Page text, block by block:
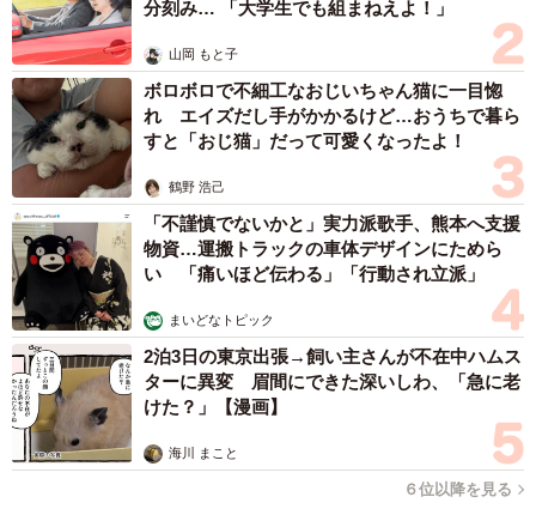
分刻み… 「大学生でも組まねえよ！」
山岡 もと子
ボロボロで不細工なおじいちゃん猫に一目惚
れ エイズだし手がかかるけど…おうちで暮ら
すと「おじ猫」だって可愛くなったよ！
鶴野 浩己
「不謹慎でないかと」実力派歌手、熊本へ支援
物資…運搬トラックの車体デザインにためら
い 「痛いほど伝わる」「行動され立派」
まいどなトピック
2泊3日の東京出張→飼い主さんが不在中ハムス
ターに異変 眉間にできた深いしわ、「急に老
けた？」【漫画】
海川 まこと
６位以降を見る